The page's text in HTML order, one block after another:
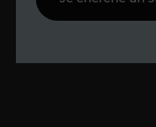
réalisés, votre
même vous